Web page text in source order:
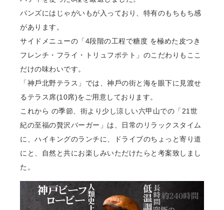
バンズにはじゃがいもが⼊っており、特有のもちもち感
があります。
サイドメニューの「4段階の⼯程で糖度 を極めた⽪つき
フレンチ・フライ・トリュフポテト」のこだわりもここ
だけの味わいです。
「神⼾北野テラス」では、神⼾の街と海を眼下に⾒渡せ
るテラス席(10席)をご⽤意しております。
これから の季節、街より少し涼しい六甲⼭での「21世
紀の⾄福の贅沢バーガー」は、⽇常のリラックスタイム
に、ハイキングのランチに、ドライブのちょっと寄り道
にと、⾃然と共にお楽しみいただけたらと考案致しまし
た。